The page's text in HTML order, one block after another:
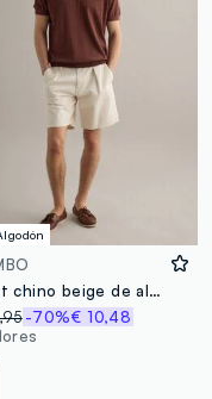
Short chino beige de algodón puro, corte regular
-70%€ 10,48